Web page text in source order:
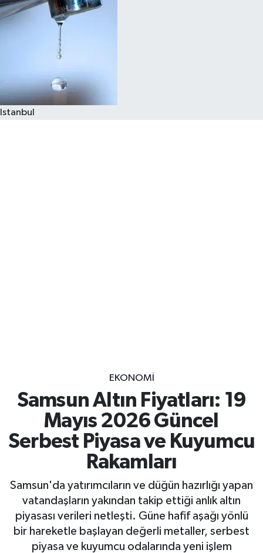
Istanbul
EKONOMİ
Samsun Altın Fiyatları: 19
Mayıs 2026 Güncel
Serbest Piyasa ve Kuyumcu
Rakamları
Samsun'da yatırımcıların ve düğün hazırlığı yapan
vatandaşların yakından takip ettiği anlık altın
piyasası verileri netleşti. Güne hafif aşağı yönlü
bir hareketle başlayan değerli metaller, serbest
piyasa ve kuyumcu odalarında yeni işlem